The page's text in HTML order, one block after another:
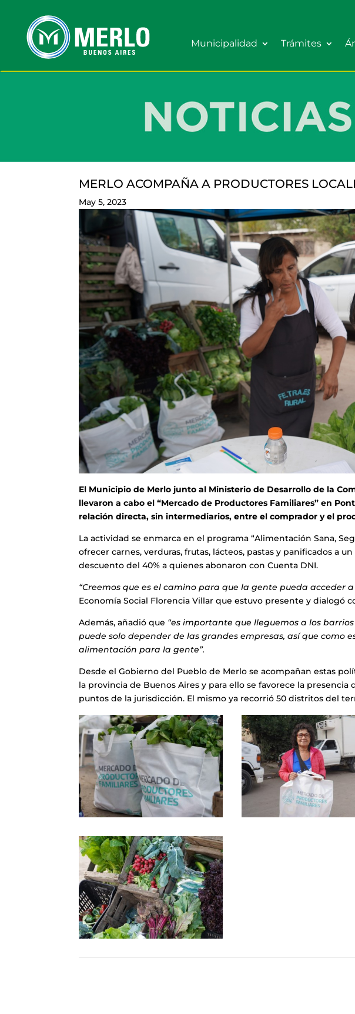
Municipalidad Trámites
MERLO ACOMPAÑA A PRODUCTORES
May 5, 2023
El Municipio de Merlo junto al Ministerio de Desarrollo de la
llevaron a cabo el “Mercado de Productores Familiares” en
relación directa, sin intermediarios, entre el comprador y el
La actividad se enmarca en el programa “Alimentación Sana,
ofrecer carnes, verduras, frutas, lácteos, pastas y panificados a
descuento del 40% a quienes abonaron con Cuenta DNI.
“Creemos que es el camino para que la gente pueda acceder a
Economía Social Florencia Villar que estuvo presente y dialogó
Además, añadió que “es importante que lleguemos a los
puede solo depender de las grandes empresas, así que como
alimentación para la gente”.
Desde el Gobierno del Pueblo de Merlo se acompañan estas
la provincia de Buenos Aires y para ello se favorece la
puntos de la jurisdicción. El mismo ya recorrió 50 distritos del